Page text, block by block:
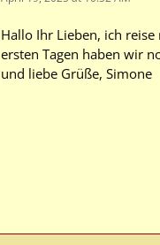
Hallo Ihr Lieben, ich
ersten Tagen haben wir
und liebe Grüße, Simone